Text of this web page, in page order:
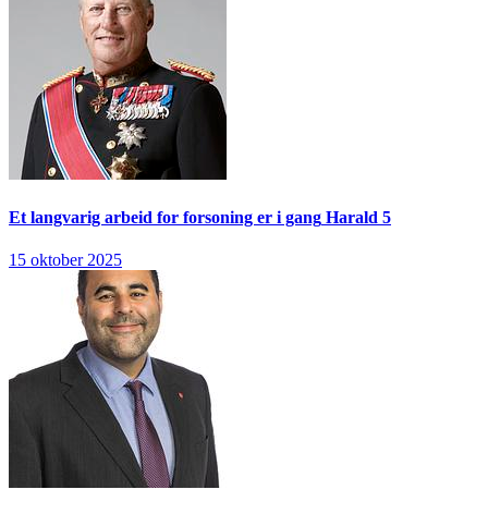
Et langvarig arbeid for forsoning er i gang Harald 5
15 oktober 2025